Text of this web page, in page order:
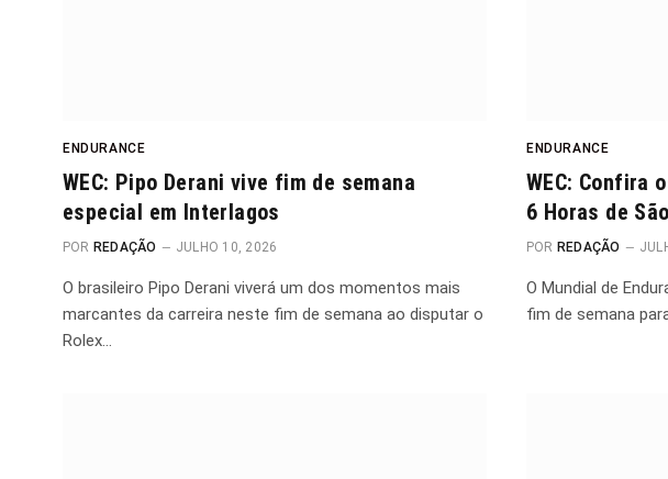
ENDURANCE
WEC: Pipo Derani vive fim de semana
especial em Interlagos
POR REDAÇÃO JULHO 10, 2026
O brasileiro Pipo Derani viverá um dos momentos mais
marcantes da carreira neste fim de semana ao disputar o
Rolex…
ENDURANCE
WEC: Confira
6 Horas de
POR REDAÇÃO
O Mundial de
fim de semana